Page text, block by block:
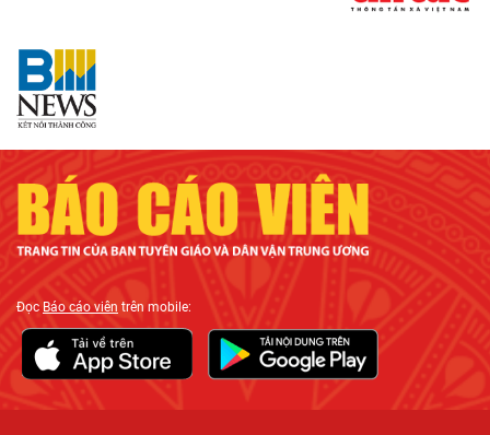
ĐọcBáo cáo viên trên mobile: